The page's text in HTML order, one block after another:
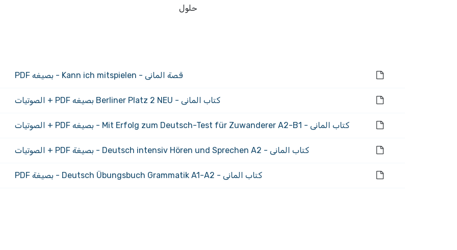
حلول
قصة المانى - Kann ich mitspielen - بصيغه PDF
كتاب المانى - Berliner Platz 2 NEU بصيغه PDF + الصوتيات
كتاب المانى - Mit Erfolg zum Deutsch-Test für Zuwanderer A2-B1 - بصيغه PDF + الصوتيات
كتاب المانى - Deutsch intensiv Hören und Sprechen A2 - بصيغة PDF + الصوتيات
كتاب المانى - Deutsch Übungsbuch Grammatik A1-A2 - بصيغة PDF